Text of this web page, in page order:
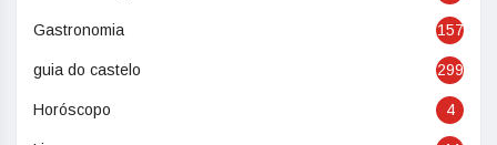
Gastronomia 157
guia do castelo 299
Horóscopo 4